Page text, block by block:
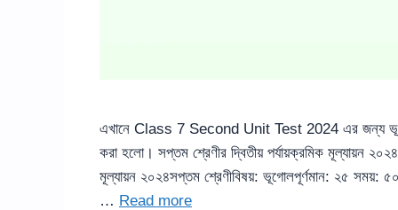
এখানে Class 7 Second Unit Test 2024 এর জন্য
করা হলো। সপ্তম শ্রেণীর দ্বিতীয় পর্যায়ক্রমিক মূল্যায়ন
মূল্যায়ন ২০২৪সপ্তম শ্রেণীবিষয়: ভূগোলপূর্ণমান: ২৫ সময়:
… Read more